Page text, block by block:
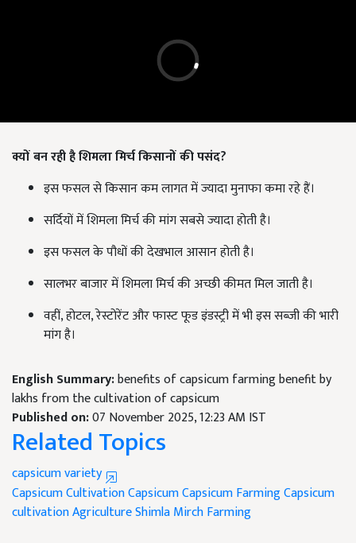
क्यों बन रही है शिमला मिर्च किसानों की पसंद?
इस फसल से किसान कम लागत में ज्यादा मुनाफा कमा रहे हैं।
सर्दियों में शिमला मिर्च की मांग सबसे ज्यादा होती है।
इस फसल के पौधों की देखभाल आसान होती है।
सालभर बाजार में शिमला मिर्च की अच्छी कीमत मिल जाती है।
वहीं, होटल, रेस्टोरेंट और फास्ट फूड इंडस्ट्री में भी इस सब्जी की भारी
मांग है।
English Summary:benefits of capsicum farming benefit by
lakhs from the cultivation of capsicum
Published on:07 November 2025, 12:23 AM IST
Related Topics
capsicum variety
CapsicumCultivation CapsicumCapsicum FarmingCapsicum
cultivationAgricultureShimla Mirch Farming